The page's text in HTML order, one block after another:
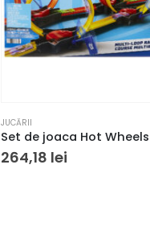
JUCĂRII
264,18 lei